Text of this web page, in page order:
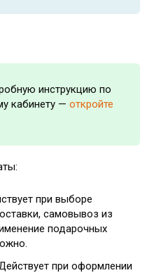
инструкцию по
кабинету — откройте
при выборе
самовывоз из
подарочных
при оформлении